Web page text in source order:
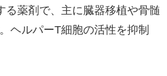
る薬剤で、主に臓器移植や骨髄
ヘルパーT細胞の活性を抑制